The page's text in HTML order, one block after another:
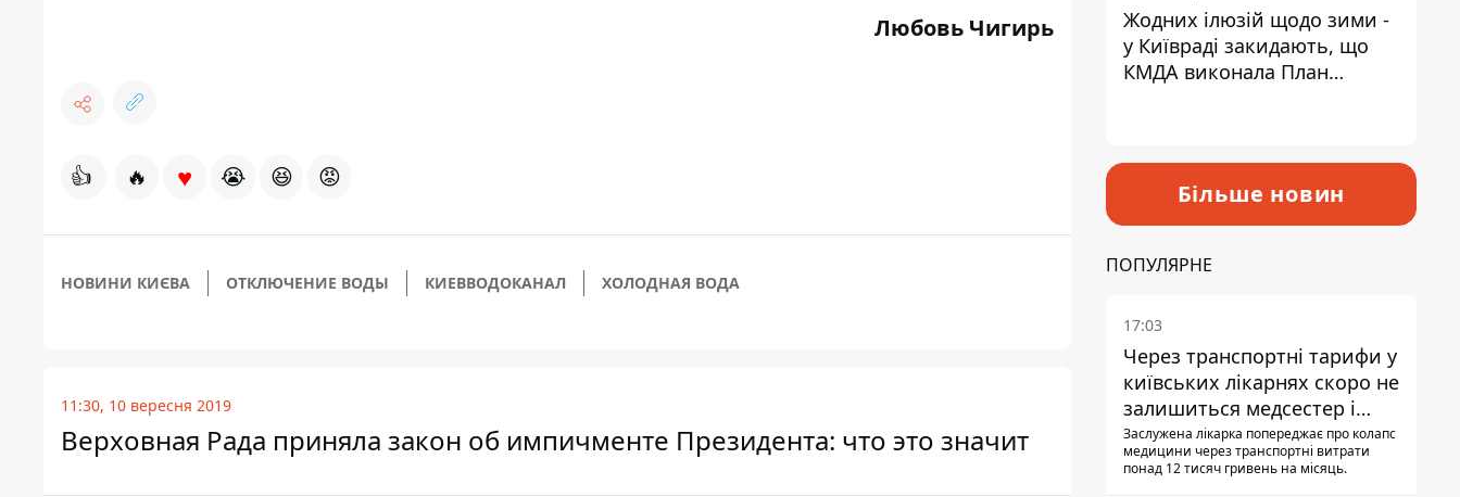
Любовь Чигирь
👍 🔥 ♥ 😭 😆 😡
НОВИНИ КИЄВА ОТКЛЮЧЕНИЕ ВОДЫ КИЕВВОДОКАНАЛ ХОЛОДНАЯ ВОДА
11:30, 10 вересня 2019
Верховная Рада приняла закон об импичменте Президента: что это значит
Жодних ілюзій щодо зими -
у Київраді закидають, що
КМДА виконала План
Більше новин
ПОПУЛЯРНЕ
17:03
Через транспортні тарифи у
київських лікарнях скоро не
залишиться медсестер і
санітарок - професор
Голубовська
Заслужена лікарка попереджає про колапс
медицини через транспортні витрати
понад 12 тисяч гривень на місяць.